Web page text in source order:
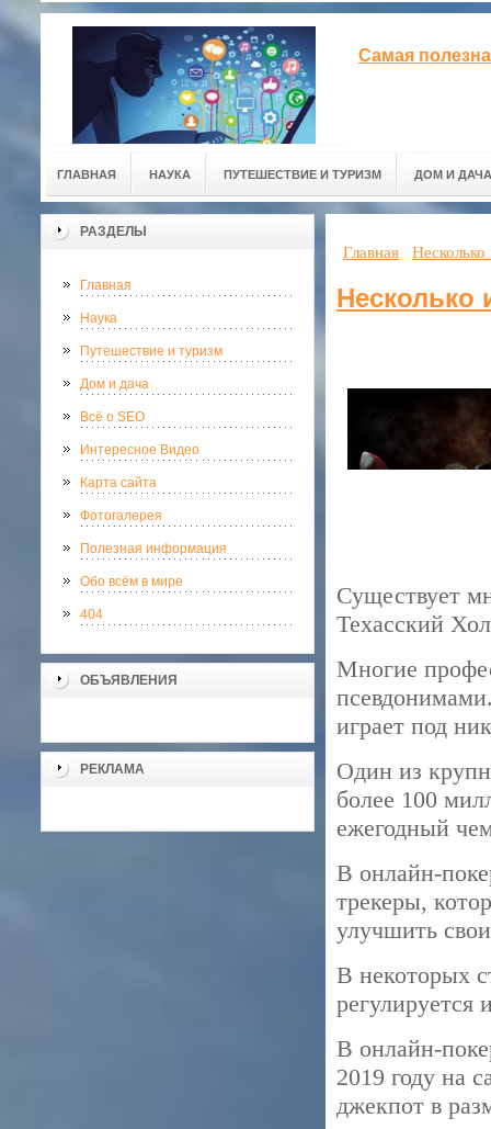
Самая
ГЛАВНАЯ НАУКА ПУТЕШЕСТВИЕ И ТУРИЗМ ДОМ И ДАЧА
РАЗДЕЛЫ
Главная
Наука
Путешествие и туризм
Дом и дача
Всё о SEO
Интересное Видео
Карта сайта
Фотогалерея
Полезная информация
Обо всём в мире
404
ОБЪЯВЛЕНИЯ
РЕКЛАМА
Главная
Несколько
Существует
Техасский
Многие
играет под
Один из
более 100
ежегодный
В онлайн-
трекеры,
улучшить
В некоторых
регулируется
В онлайн-
2019 году на
джекпот в